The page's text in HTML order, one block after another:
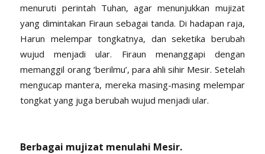
menuruti perintah Tuhan, agar menunjukkan mujizat
yang dimintakan Firaun sebagai tanda. Di hadapan raja,
Harun melempar tongkatnya, dan seketika berubah
wujud menjadi ular. Firaun menanggapi dengan
memanggil orang ‘berilmu’, para ahli sihir Mesir. Setelah
mengucap mantera, mereka masing-masing melempar
tongkat yang juga berubah wujud menjadi ular.
Berbagai mujizat menulahi Mesir.